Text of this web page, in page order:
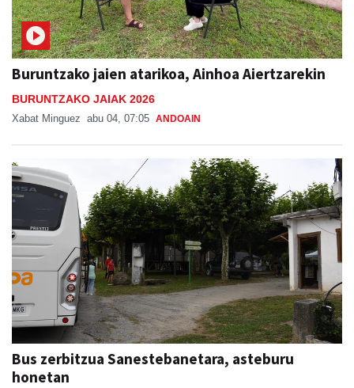
Buruntzako jaien atarikoa, Ainhoa Aiertzarekin
BURUNTZAKO JAIAK 2026
Xabat Minguez abu 04, 07:05 ANDOAIN
Bus zerbitzua Sanestebanetara, asteburu
honetan